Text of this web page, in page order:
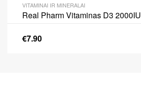
VITAMINAI IR MINERALAI
Real Pharm Vitaminas D3
€7.90